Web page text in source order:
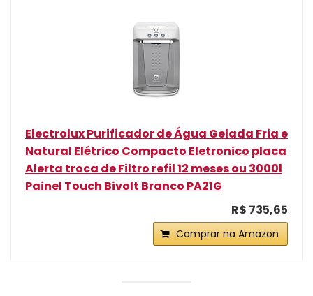
Electrolux Purificador de Água Gelada Fria e
Natural Elétrico Compacto Eletronico placa
Alerta troca de Filtro refil 12 meses ou 3000l
Painel Touch Bivolt Branco PA21G
R$ 735,65
Comprar na Amazon